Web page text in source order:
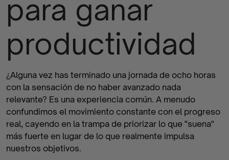
para ganar
productividad
¿Alguna vez has terminado una jornada de ocho horas
con la sensación de no haber avanzado nada
relevante? Es una experiencia común. A menudo
confundimos el movimiento constante con el progreso
real, cayendo en la trampa de priorizar lo que "suena"
más fuerte en lugar de lo que realmente impulsa
nuestros objetivos.